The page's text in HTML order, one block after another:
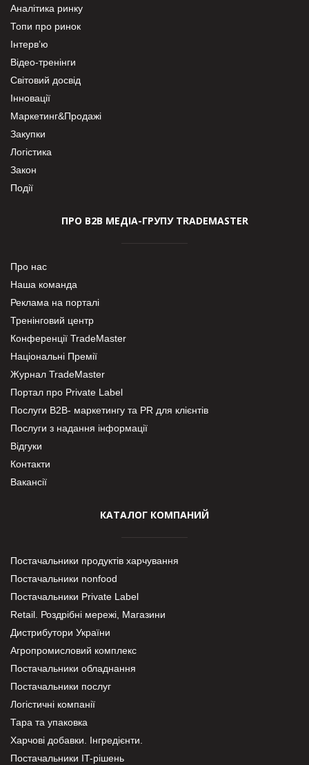
Аналітика ринку
Топи про ринок
Інтерв’ю
Відео-тренінги
Світовий досвід
Інновації
Маркетинг&Продажі
Закупки
Логістика
Закон
Події
ПРО В2В МЕДІА-ГРУПУ TRADEMASTER
Про нас
Наша команда
Реклама на порталі
Тренінговий центр
Конференції TradeMaster
Національні Премії
Журнал TradeMaster
Портал про Private Label
Послуги В2В- маркетингу та PR для клієнтів
Послуги з надання інформації
Відгуки
Контакти
Вакансії
КАТАЛОГ КОМПАНИЙ
Постачальники продуктів харчування
Постачальники nonfood
Постачальники Private Label
Retail. Роздрібні мережі, Магазини
Дистрибутори України
Агропромисловий комплекс
Постачальники обладнання
Постачальники послуг
Логістичні компанії
Тара та упаковка
Харчові добавки. Інгредієнти.
Постачальники IT-рішень